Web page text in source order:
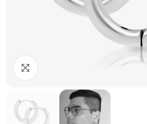
Clique para ampliar